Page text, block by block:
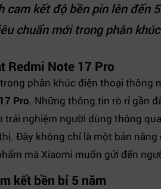
cam kết độ bền pin lên đến
chuẩn mới trong phân
Redmi Note 17 Pro
phân khúc điện thoại thông
Pro. Những thông tin rò rỉ gần
nghiệm người dùng thông
Đây không chỉ là một bản
mà Xiaomi muốn gửi đến
kết bền bỉ 5 năm